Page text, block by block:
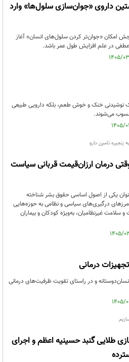
داروی «جوان‌سازی سلول‌ها» وارد
امکان «جوان‌تر کردن سلول‌های انسان» آغاز
در علم افزایش طول عمر باشد.
نوشیدنی خنک و خوش طعم، بلکه دارویی طبیعی
می‌شوند.
تامین دارو
درمان ارزان‌قیمت قربانی سیاست
یکی از اصول اساسی حقوق بشر شناخته
درگیری‌های سیاسی و نظامی به حوزه‌هایی
غیرنظامیان، به‌ویژه کودکان و بیماران
درمانی
و در راستای تقویت ظرفیت‌های درمانی
طلایی گنبد حسینیه اعظم و اجرای